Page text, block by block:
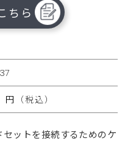
ちら
円（税込）
ットを接続するためのケ